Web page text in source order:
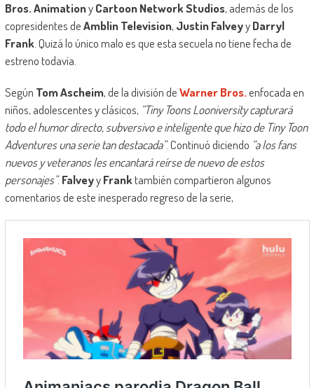
Bros. AnimationyCartoon Network Studios, además de los
copresidentes deAmblin Television, Justin FalveyyDarryl
Frank. Quizá lo único malo es que esta secuela no tiene fecha de
estreno todavía.
Según Tom Ascheim, de la división deWarner Bros.enfocada en
niños, adolescentes y clásicos, “Tiny Toons Looniversity capturará
todo el humor directo, subversivo e inteligente que hizo de Tiny Toon
Adventures una serie tan destacada”. Continuó diciendo “a los fans
nuevos y veteranos les encantará reírse de nuevo de estos
personajes”.FalveyyFranktambién compartieron algunos
comentarios de este inesperado regreso de la serie,